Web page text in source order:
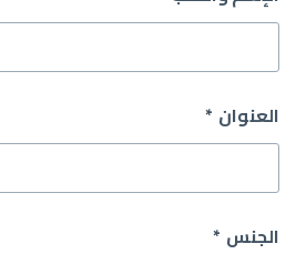
العنوان
الجنس